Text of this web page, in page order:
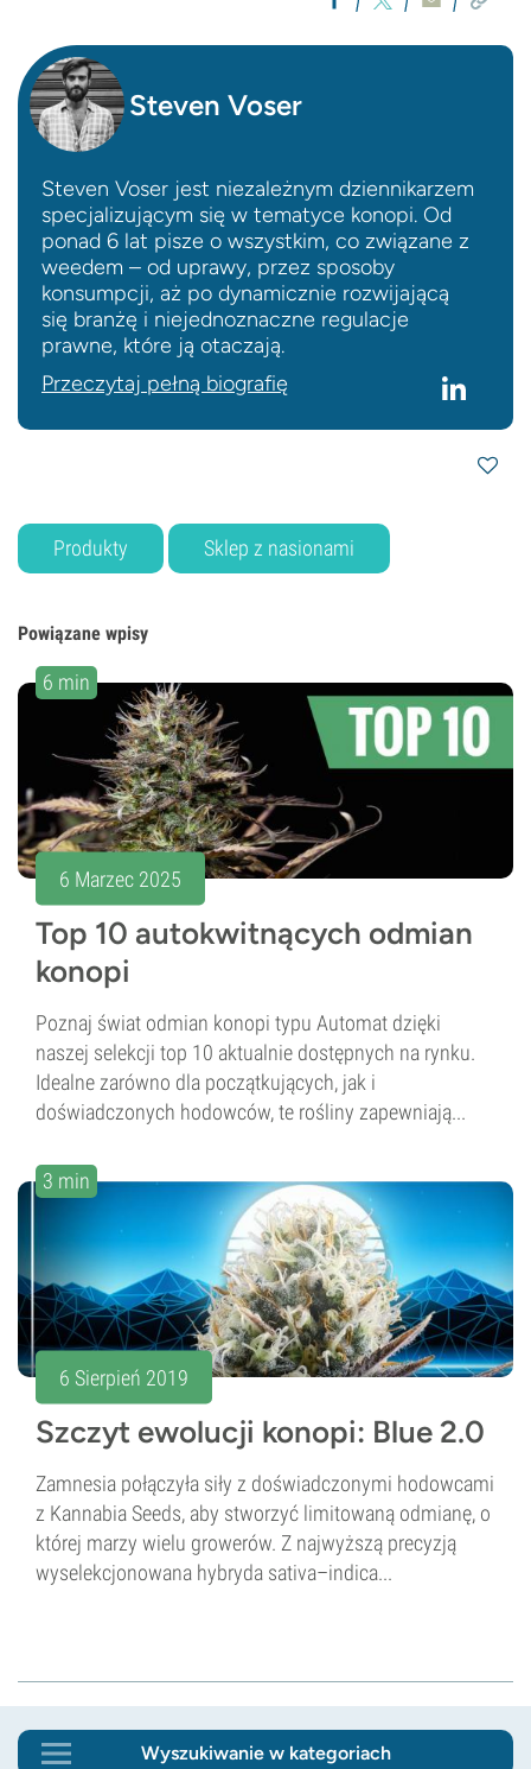
Steven Voser
Steven Voser jest niezależnym dziennikarzem
specjalizującym się w tematyce konopi. Od
ponad 6 lat pisze o wszystkim, co związane z
weedem – od uprawy, przez sposoby
konsumpcji, aż po dynamicznie rozwijającą
się branżę i niejednoznaczne regulacje
prawne, które ją otaczają.
Przeczytaj pełną biografię
Produkty Sklep z nasionami
Powiązane wpisy
6 min
6 Marzec 2025
Top 10 autokwitnących odmian
konopi
Poznaj świat odmian konopi typu Automat dzięki
naszej selekcji top 10 aktualnie dostępnych na rynku.
Idealne zarówno dla początkujących, jak i
doświadczonych hodowców, te rośliny zapewniają...
3 min
6 Sierpień 2019
Szczyt ewolucji konopi: Blue 2.0
Zamnesia połączyła siły z doświadczonymi hodowcami
z Kannabia Seeds, aby stworzyć limitowaną odmianę, o
której marzy wielu growerów. Z najwyższą precyzją
wyselekcjonowana hybryda sativa–indica...
Wyszukiwanie w kategoriach